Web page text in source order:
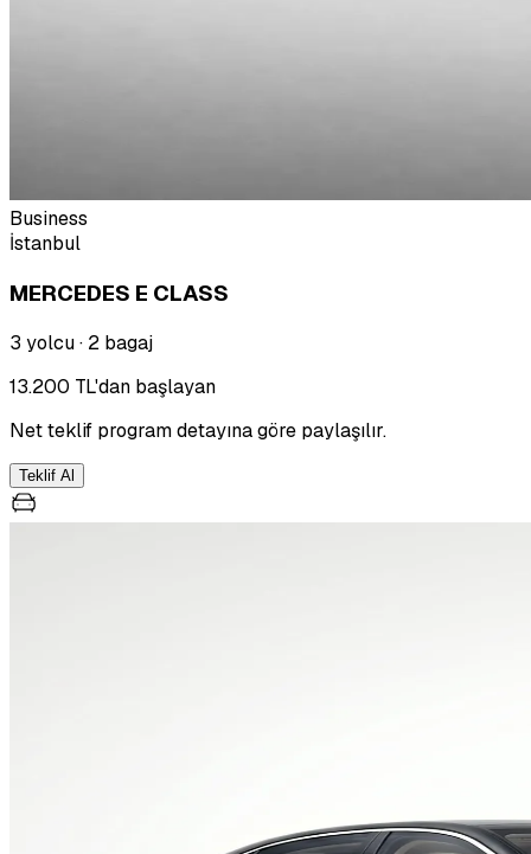
Business
İstanbul
MERCEDES E CLASS
3 yolcu· 2 bagaj
13.200 TL'dan başlayan
Net teklif program detayına göre paylaşılır.
Teklif Al